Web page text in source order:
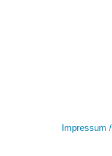
Impressum /